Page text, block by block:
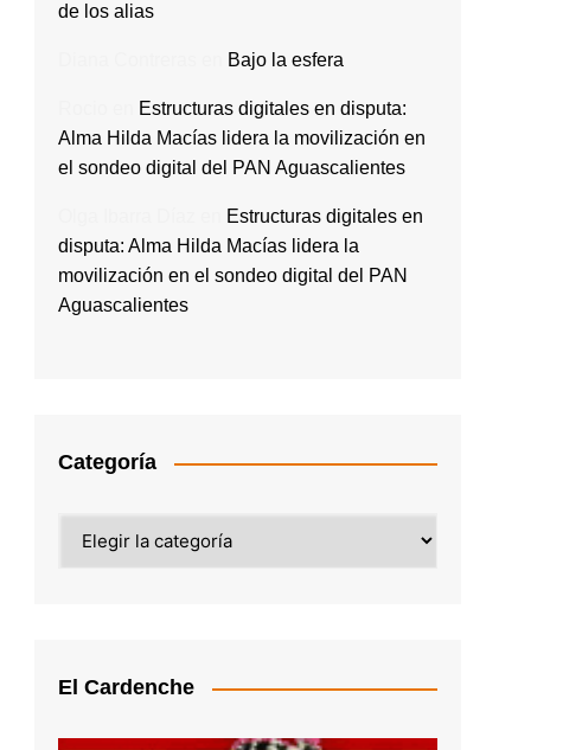
de los alias
Bajo la esfera
Estructuras digitales en disputa:
Alma Hilda Macías lidera la movilización en
el sondeo digital del PAN Aguascalientes
Estructuras digitales en
disputa: Alma Hilda Macías lidera la
movilización en el sondeo digital del PAN
Aguascalientes
Categoría
El Cardenche